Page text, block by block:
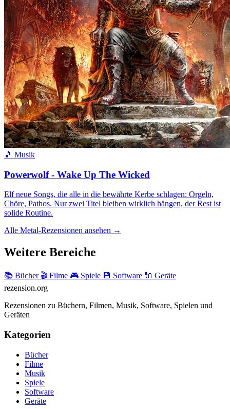
🎵 Musik
Powerwolf - Wake Up The Wicked
Elf neue Songs, die alle in die bewährte Kerbe schlagen: Orgeln,
Chöre, Pathos. Nur zwei Titel bleiben wirklich hängen, der Rest ist
solide Routine.
Alle Metal-Rezensionen ansehen →
Weitere Bereiche
📚 Bücher 🎬 Filme 🎮 Spiele 💾 Software 🔌 Geräte
rezension.org
Rezensionen zu Büchern, Filmen, Musik, Software, Spielen und
Geräten
Kategorien
Bücher
Filme
Musik
Spiele
Software
Geräte